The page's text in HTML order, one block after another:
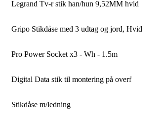
Legrand Tv-r stik han/hun 9,52MM hvid
Gripo Stikdåse med 3 udtag og jord, Hvid
Pro Power Socket x3 - Wh - 1.5m
Digital Data stik til montering på overf
Stikdåse m/ledning